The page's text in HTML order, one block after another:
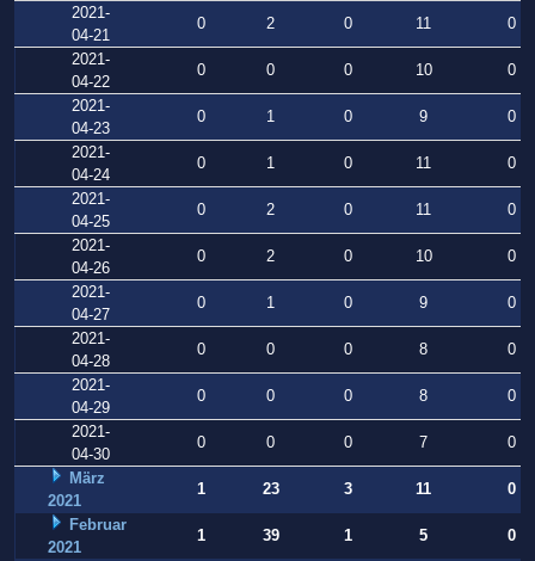
2021-
04-21
0 2 0 11
0
2021-
04-22
0 0 0 10
0
2021-
04-23
0 1 0 9
0
2021-
04-24
0 1 0 11
0
2021-
04-25
0 2 0 11
0
2021-
04-26
0 2 0 10
0
2021-
04-27
0 1 0 9
0
2021-
04-28
0 0 0 8
0
2021-
04-29
0 0 0 8
0
2021-
04-30
0 0 0 7
0
März
2021
1 23 3 11
0
Februar
2021
1 39 1 5
0